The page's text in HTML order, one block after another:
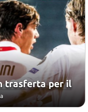
trasferta per il